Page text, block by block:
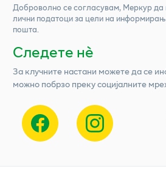
Доброволно се согласувам, Меркурда
лични податоци за цели на
пошта.
Следете нѐ
За клучните настани можете да се
можно побрзо преку социјалните